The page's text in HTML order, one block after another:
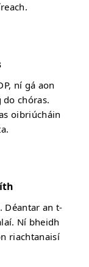
ní gá aon
do chóras.
oibriúcháin
Déantar an t-
Ní bheidh
riachtanaisí